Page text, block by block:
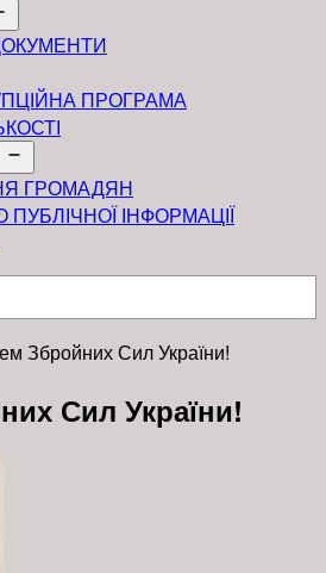
меню
ПРОГРАМА
меню
ГРОМАДЯН
ІНФОРМАЦІЇ
Збройних Сил України!
Сил України!